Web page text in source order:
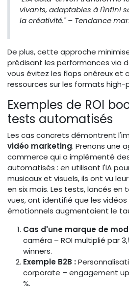
vivants, adaptables à l'infini
la créativité." – Tendance
De plus, cette approche
prédisant les performances via
vous évitez les flops onéreux et
ressources sur les formats high-
Exemples de ROI
tests automatisés
Les cas concrets démontrent
vidéo marketing. Prenons une
commerce qui a implémenté
automatisés : en utilisant l'IA
musicaux et visuels, ils ont vu
en six mois. Les tests, lancés en
vues, ont identifié que les
émotionnels augmentaient le
Cas d'une marque de
caméra – ROI multiplié par
winners.
Exemple B2B :
corporate – engagement
%.